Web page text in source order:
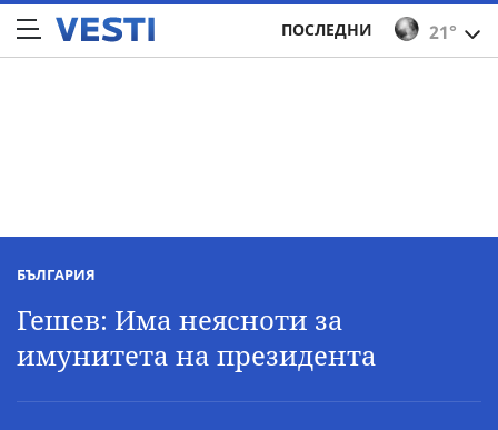
21°
ПОСЛЕДНИ
БЪЛГАРИЯ
Гешев: Има неясноти за
имунитета на президента